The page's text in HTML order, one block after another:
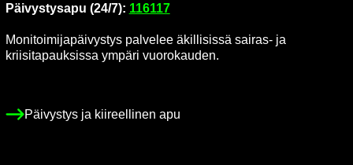
Päi­vys­tys­a­pu (24/7): 116117
Mo­ni­toi­mi­ja­päi­vys­tys pal­ve­lee äkil­li­sis­sä sairas-​ ja
krii­si­ta­pauk­sis­sa ym­pä­ri vuo­ro­kau­den.
Päi­vys­tys ja kii­reel­li­nen apu